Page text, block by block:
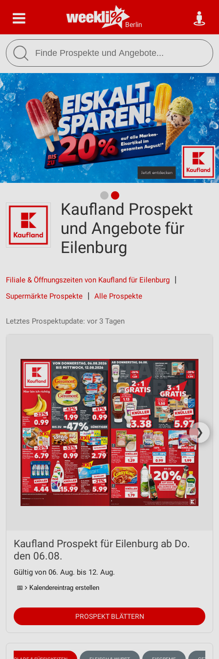
Berlin
Kaufland Prospekt
und Angebote für
Eilenburg
Filiale & Öffnungszeiten von Kaufland für Eilenburg
Supermärkte Prospekte
Alle Prospekte
Letztes Prospektupdate: vor 3 Tagen
❯
Kaufland Prospekt für Eilenburg ab Do.
den 06.08.
Gültig von 06. Aug. bis 12. Aug.
📅 Kalendereintrag erstellen
PROSPEKT BLÄTTERN